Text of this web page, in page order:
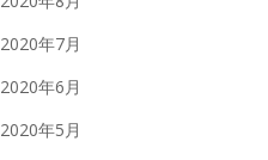
2020年7月
2020年6月
2020年5月